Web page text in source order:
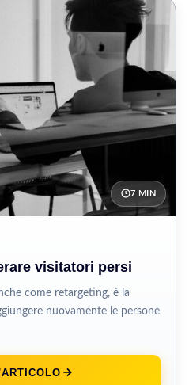
7 MIN
visitatori persi
come retargeting, è la
nuovamente le persone